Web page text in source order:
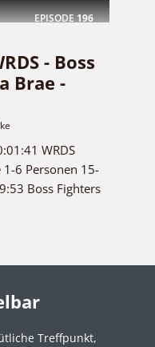
EPISODE196
- Boss
Brae -
WRDS
6 Personen 15-
Boss Fighters
Treffpunkt,